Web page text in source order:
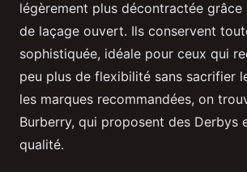
légèrement plus décontractée grâce
de laçage ouvert. Ils conservent
sophistiquée, idéale pour ceux qui
peu plus de flexibilité sans sacrifier
les marques recommandées, on
Burberry, qui proposent des Derbys
qualité.